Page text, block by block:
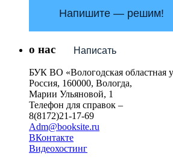
Напишите — решим!
Написать
о нас
БУК ВО «Вологодская областная
Россия, 160000, Вологда,
Марии Ульяновой, 1
Телефон для справок –
8(8172)21-17-69
Adm@booksite.ru
ВКонтакте
Видеохостинг